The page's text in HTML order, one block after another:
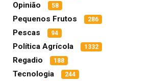
Opinião 58
Pequenos Frutos 286
Pescas 94
Política Agrícola 1332
Regadio 188
Tecnologia 244